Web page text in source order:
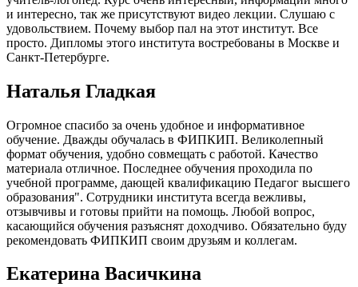
и интересно, так же присутствуют видео лекции. Слушаю с
удовольствием. Почему выбор пал на этот институт. Все
просто. Дипломы этого института востребованы в Москве и
Санкт-Петербурге.
Наталья Гладкая
Огромное спасибо за очень удобное и информативное
обучение. Дважды обучалась в ФИПКИП. Великолепный
формат обучения, удобно совмещать с работой. Качество
материала отличное. Последнее обучения проходила по
учебной программе, дающей квалификацию Педагог высшего
образования". Сотрудники института всегда вежливы,
отзывчивы и готовы прийти на помощь. Любой вопрос,
касающийся обучения разъяснят доходчиво. Обязательно буду
рекомендовать ФИПКИП своим друзьям и коллегам.
Екатерина Васичкина